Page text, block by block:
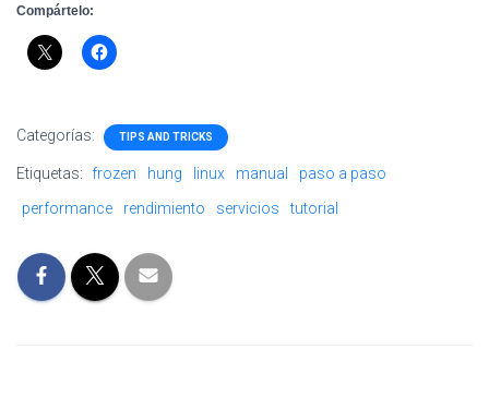
Compártelo:
Categorías: TIPS AND TRICKS
Etiquetas: frozen hung linux manual
paso a paso
performance
rendimiento servicios tutorial